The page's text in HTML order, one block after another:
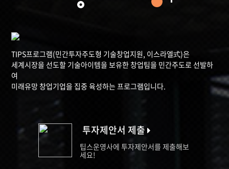
TIPS프로그램(민간투자주도형 기술창업지원, 이스라엘式)은
세계시장을 선도할 기술아이템을 보유한 창업팀을 민간주도로 선발하
여
미래유망 창업기업을 집중 육성하는 프로그램입니다.
투자제안서 제출
팁스운영사에 투자제안서를 제출해보
세요!